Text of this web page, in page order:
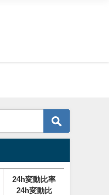
24h変動比率
24h変動比